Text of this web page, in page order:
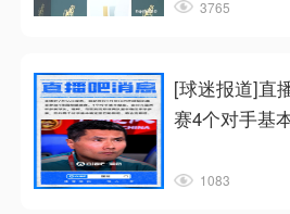
3765
[球迷报道]直
赛4个对手基
1083